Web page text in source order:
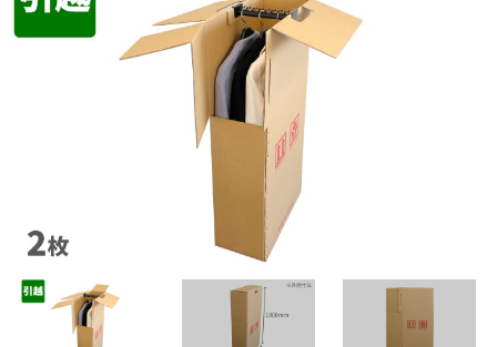
お問い合わせ
ご利用ガイド
よくある質問
〒104-8125
東京都中央区銀座2-16-10
会社概要